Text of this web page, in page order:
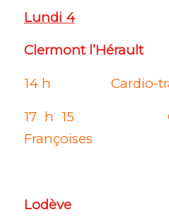
Lundi 4
Clermont
14 h Cardio-
17 h 15
Françoises
Lodève